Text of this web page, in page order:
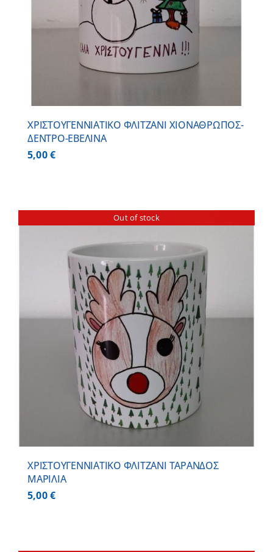
ΧΡΙΣΤΟΥΓΕΝΝΙΑΤΙΚΟ ΦΛΙΤΖΑΝΙ ΧΙΟΝΑΘΡΩΠΟΣ-
ΔΕΝΤΡΟ-ΕΒΕΛΙΝΑ
5,00€
Out of stock
ΧΡΙΣΤΟΥΓΕΝΝΙΑΤΙΚΟ ΦΛΙΤΖΑΝΙ ΤΑΡΑΝΔΟΣ
ΜΑΡΙΛΙΑ
5,00€